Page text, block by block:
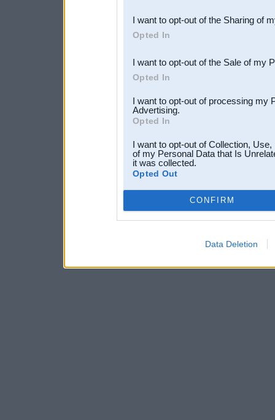
Downstream Participants
third parties.
I want to opt-out of the Sharing of
Opted In
I want to opt-out of the Sale of my
Opted In
I want to opt-out of processing my
Advertising.
Opted In
I want to opt-out of Collection,
of my Personal Data that Is
it was collected.
Opted Out
CONFIRM
Data Deletion